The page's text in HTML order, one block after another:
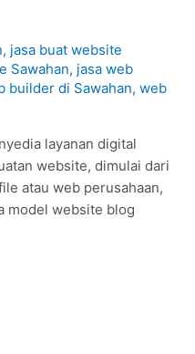
, jasa buat website
Sawahan, jasa web
builder di Sawahan,web
layanan digital
website, dimulai dari
atau web perusahaan,
model website blog